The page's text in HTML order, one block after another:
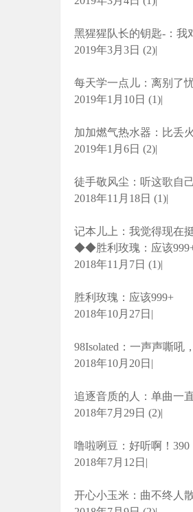
黑猩猩队长的钥匙-：我
2019年3月3日 (2)|
每天学一点儿：离别了
2019年1月10日 (1)|
加加燃气热水器：比丢
2019年1月6日 (2)|
徒手敬风尘：听这歌自
2018年11月18日 (1)|
记本儿上：我觉得现在
◆◆胜利玫瑰：应该
2018年11月7日 (1)|
胜利玫瑰：应该999+
2018年10月27日|
98Isolated：一声声嘶吼
2018年10月20日|
追逐音质的人：单曲一
2018年7月29日 (2)|
噜啦咧豆：好听啊！390
2018年7月12日|
开心小玉米：曲不终人